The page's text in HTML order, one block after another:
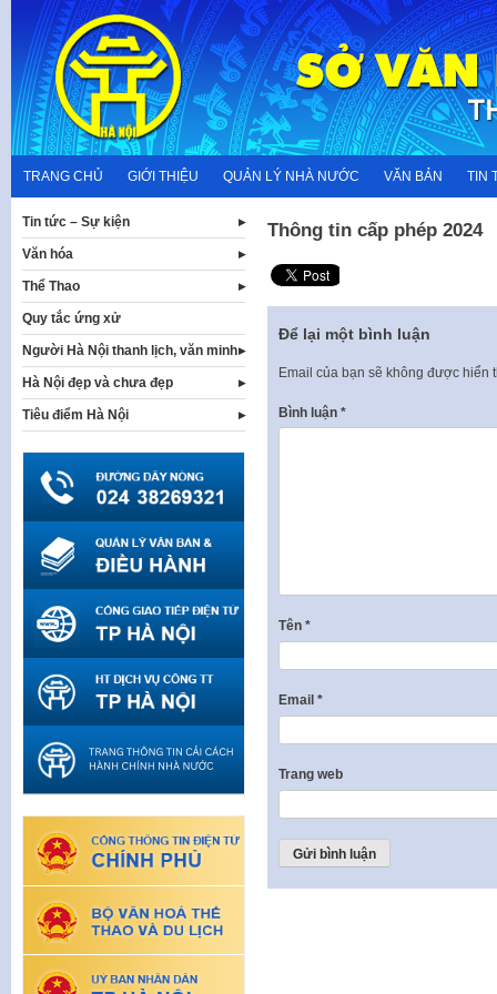
content
TRANG CHỦ GIỚI THIỆU QUẢN LÝ NHÀ NƯỚC VĂN BẢN TIN
Thông tin cấp phép 2024
Để lại một bình luận
Email của bạn sẽ không được hiển
Bình luận *
Tên *
Email *
Trang web
Tin tức – Sự kiện
Văn hóa
Thể Thao
Quy tắc ứng xử
Người Hà Nội thanh lịch, văn minh
Hà Nội đẹp và chưa đẹp
Tiêu điểm Hà Nội